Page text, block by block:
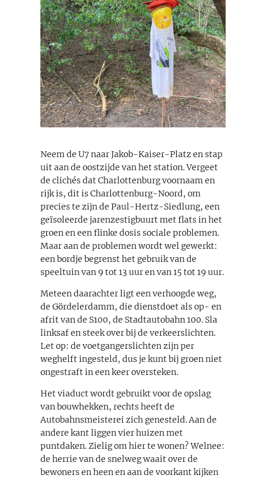
Neem de U7 naar Jakob-Kaiser-Platz en stap
uit aan de oostzijde van het station. Vergeet
de clichés dat Charlottenburg voornaam en
rijk is, dit is Charlottenburg-Noord, om
precies te zijn de Paul-Hertz-Siedlung, een
geïsoleerde jarenzestigbuurt met flats in het
groen en een flinke dosis sociale problemen.
Maar aan de problemen wordt wel gewerkt:
een bordje begrenst het gebruik van de
speeltuin van 9 tot 13 uur en van 15 tot 19 uur.
Meteen daarachter ligt een verhoogde weg,
de Gördelerdamm, die dienstdoet als op- en
afrit van de S100, de Stadtautobahn 100. Sla
linksaf en steek over bij de verkeerslichten.
Let op: de voetgangerslichten zijn per
weghelft ingesteld, dus je kunt bij groen niet
ongestraft in een keer oversteken.
Het viaduct wordt gebruikt voor de opslag
van bouwhekken, rechts heeft de
Autobahnsmeisterei zich genesteld. Aan de
andere kant liggen vier huizen met
puntdaken. Zielig om hier te wonen? Welnee:
de herrie van de snelweg waait over de
bewoners en heen en aan de voorkant kijken